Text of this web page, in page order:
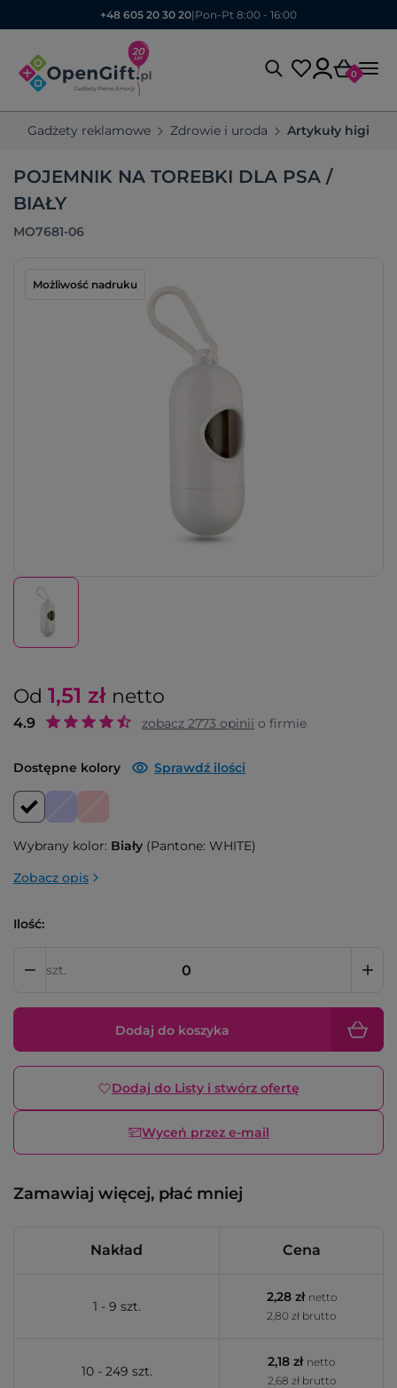
+48 605 20 30 20| Pon-Pt 8:00 - 16:00
0
Gadżety reklamowe Zdrowie i uroda Artykuły
POJEMNIK NA TOREBKI DLA PSA /
BIAŁY
MO7681-06
Możliwość nadruku
Od 1,51 zł netto
4.9 zobacz 2773 opinii o firmie
Dostępne kolory Sprawdź ilości
Wybrany kolor: Biały (Pantone: WHITE)
Zobacz opis
Ilość:
szt.
Dodaj do koszyka
Dodaj do Listy i stwórz ofertę
Wyceń przez e-mail
Zamawiaj więcej, płać mniej
Nakład Cena
1 - 9 szt.
2,28 zł netto
2,80 zł brutto
10 - 249 szt.
2,18 zł netto
2,68 zł brutto